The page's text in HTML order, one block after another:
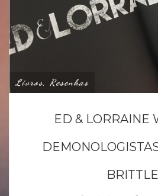
Livros, Resenhas
ED & LORRAINE
BRITTLE